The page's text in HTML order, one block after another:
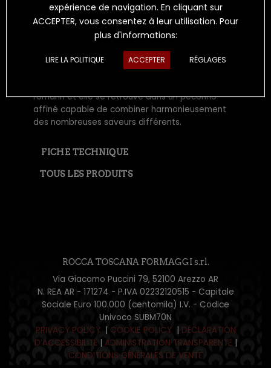
PECORINO AFFINÉ SOUSROMARIN
moments agréables et sans souci, de goûts et
arômes méditerranéens. Cette richesse de
romarin et elle se retrouve dans un pecorino
affiné capable de combiner harmonieusement
des nombreuses saveurs différents.
FICHE TECHNIQUE
TOUS LES PRODUITS
ROCCA TOSCANA FORMAGGI s.rl.
Via Giacomo Puccini 79, 52100 Arezzo AR
N. REA AR - 171274 - P.IVA 02232120515 - Capitale
Sociale Euro 100.000 (centomila) I.V. - Codice
Univoco SUBM70N
PRIVACY POLICY| COOKIE POLICY | DÉCLARATION
D’ACCESSIBILITÉ| ADMINISTRATION TRANSPARENTE |
CONDITIONS GÉNÉRALES DE VENTE
expérience de navigation. En cliquant sur
ACCEPTER, vous consentez à leur utilisation. Pour
plus d'informations:
LIRE LA POLITIQUE ACCEPTER RÉGLAGES